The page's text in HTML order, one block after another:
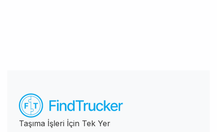
Taşıma İşleri İçin Tek Yer